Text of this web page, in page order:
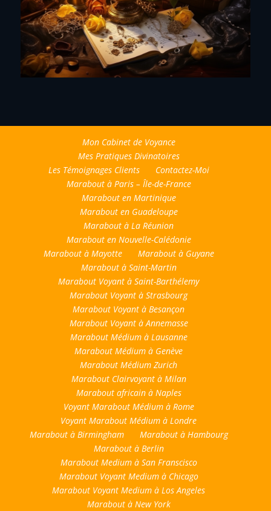
Mon Cabinet de Voyance
Mes Pratiques Divinatoires
Les Témoignages Clients
Contactez-Moi
Marabout à Paris – Île-de-France
Marabout en Martinique
Marabout en Guadeloupe
Marabout à La Réunion
Marabout en Nouvelle-Calédonie
Marabout à Mayotte
Marabout à Guyane
Marabout à Saint-Martin
Marabout Voyant à Saint-Barthélemy
Marabout Voyant à Strasbourg
Marabout Voyant à Besançon
Marabout Voyant à Annemasse
Marabout Médium à Lausanne
Marabout Médium à Genève
Marabout Médium Zurich
Marabout Clairvoyant à Milan
Marabout africain à Naples
Voyant Marabout Médium à Rome
Voyant Marabout Médium à Londre
Marabout à Birmingham
Marabout à Hambourg
Marabout à Berlin
Marabout Medium à San Franscisco
Marabout Voyant Medium à Chicago
Marabout Voyant Medium à Los Angeles
Marabout à New York